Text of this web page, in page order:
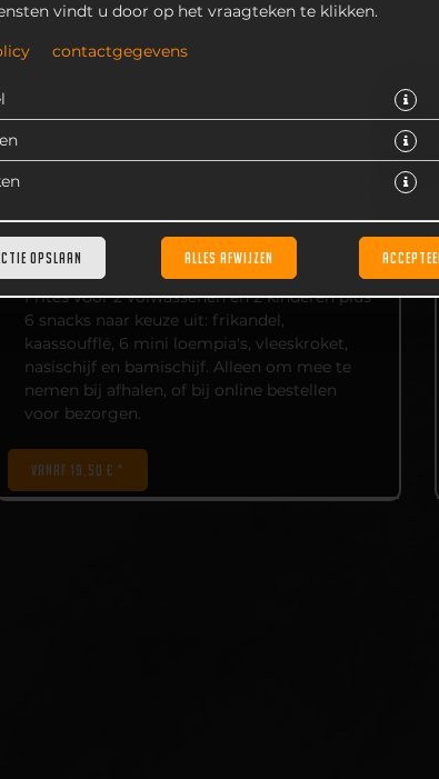
vindt u door op het vraagteken te klikken.
contactgegevens
OPSLAAN ALLES AFWIJZEN
FAMILIEPAKKET FRITES INCLUSIEF 6
SNACKS
Frites voor 2 volwassenen en 2 kinderen plus
6 snacks naar keuze uit: frikandel,
kaassoufflé, 6 mini loempia's, vleeskroket,
nasischijf en bamischijf. Alleen om mee te
nemen bij afhalen, of bij online bestellen
voor bezorgen.
VANAF 19,50 € *